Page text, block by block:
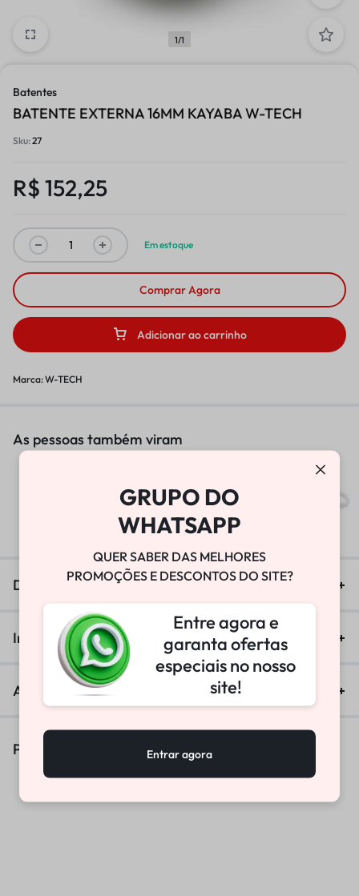
1/1
Batentes
BATENTE EXTERNA 16MM KAYABA W-TECH
Sku:27
R$ 152,25
Em estoque
Adicionar ao carrinho
Comprar Agora
Marca:W-TECH
As pessoas também viram
25.800,00
Descrição
Informação adicional
Avaliações (0)
Produtos Similares
GRUPO DO
WHATSAPP
QUER SABER DAS MELHORES
PROMOÇÕES E DESCONTOS DO SITE?
Entre agora e
garanta ofertas
especiais no nosso
site!
Entrar agora